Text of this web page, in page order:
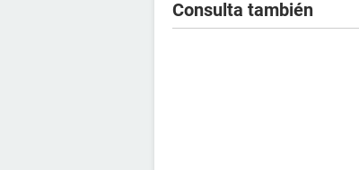
Consulta también